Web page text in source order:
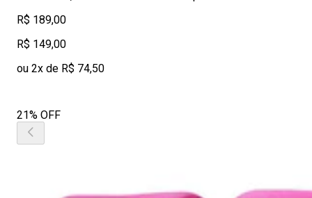
R$ 189,00
R$ 149,00
ou 2x de R$ 74,50
21% OFF